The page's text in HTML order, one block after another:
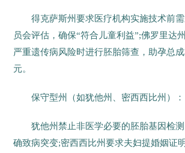
得克萨斯州要求医疗机构实施技术前
员会评估，确保“符合儿童利益”;佛罗里达
严重遗传病风险时进行胚胎筛查，助孕总
元。
保守型州（如犹他州、密西西比州）：
犹他州禁止非医学必要的胚胎基因检
确致病突变;密西西比州要求夫妇提婚姻证